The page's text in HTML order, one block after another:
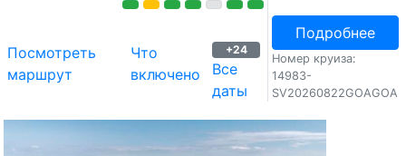
Посмотреть
маршрут
Что
включено
+24
Все
даты
Подробнее
Номер круиза:
14983-
SV20260822GOAGOA